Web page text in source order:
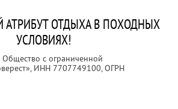
ОТДЫХА В ПОХОДНЫХ
УСЛОВИЯХ!
Общество с ограниченной
ИНН 7707749100, ОГРН